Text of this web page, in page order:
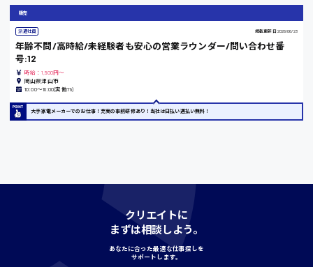
香川県
時給1100円〜
販売
派遣社員 掲載更新日 2026/06/23
年齢不問/高時給/未経験者も安心の営業ラウンダー/問い合わせ番
号:12
時給：1,500円～
岡山県津山市
10:00〜18:00(実働7h)
大手家電メーカーでのお仕事！充実の事前研修あり！当社は日払い週払い無料！
クリエイトに
まずは相談しよう。
あなたに合った最適な仕事探しを
サポートします。